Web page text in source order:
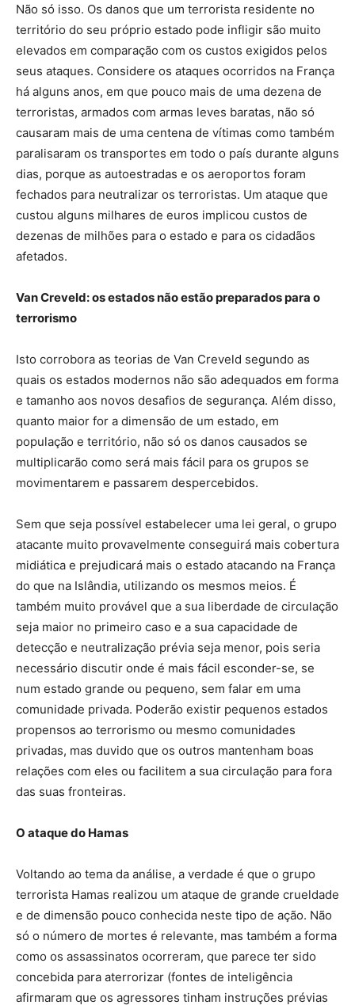
Não só isso. Os danos que um terrorista residente no
território do seu próprio estado pode infligir são muito
elevados em comparação com os custos exigidos pelos
seus ataques. Considere os ataques ocorridos na França
há alguns anos, em que pouco mais de uma dezena de
terroristas, armados com armas leves baratas, não só
causaram mais de uma centena de vítimas como também
paralisaram os transportes em todo o país durante alguns
dias, porque as autoestradas e os aeroportos foram
fechados para neutralizar os terroristas. Um ataque que
custou alguns milhares de euros implicou custos de
dezenas de milhões para o estado e para os cidadãos
afetados.
Van Creveld: os estados não estão preparados para o
terrorismo
Isto corrobora as teorias de Van Creveld segundo as
quais os estados modernos não são adequados em forma
e tamanho aos novos desafios de segurança. Além disso,
quanto maior for a dimensão de um estado, em
população e território, não só os danos causados ​​se
multiplicarão como será mais fácil para os grupos se
movimentarem e passarem despercebidos.
Sem que seja possível estabelecer uma lei geral, o grupo
atacante muito provavelmente conseguirá mais cobertura
midiática e prejudicará mais o estado atacando na França
do que na Islândia, utilizando os mesmos meios. É
também muito provável que a sua liberdade de circulação
seja maior no primeiro caso e a sua capacidade de
detecção e neutralização prévia seja menor, pois seria
necessário discutir onde é mais fácil esconder-se, se
num estado grande ou pequeno, sem falar em uma
comunidade privada. Poderão existir pequenos estados
propensos ao terrorismo ou mesmo comunidades
privadas, mas duvido que os outros mantenham boas
relações com eles ou facilitem a sua circulação para fora
das suas fronteiras.
O ataque do Hamas
Voltando ao tema da análise, a verdade é que o grupo
terrorista Hamas realizou um ataque de grande crueldade
e de dimensão pouco conhecida neste tipo de ação. Não
só o número de mortes é relevante, mas também a forma
como os assassinatos ocorreram, que parece ter sido
concebida para aterrorizar (fontes de inteligência
afirmaram que os agressores tinham instruções prévias